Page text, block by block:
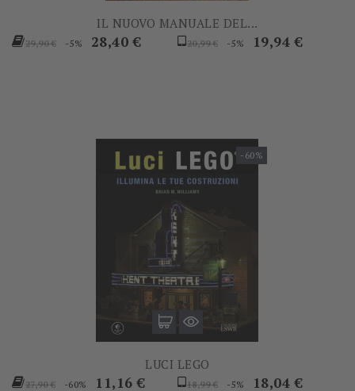
IL NUOVO MANUALE DEL...
Prezzo
29,90 € -5% Prezzo
28,40 €
Prezzo
20,99 € -5% Prezzo
19,94 €
-60%
LUCI LEGO
Prezzo
27,90 € -60% Prezzo
11,16 € Prezzo
18,99 € -5% Prezzo
18,04 €